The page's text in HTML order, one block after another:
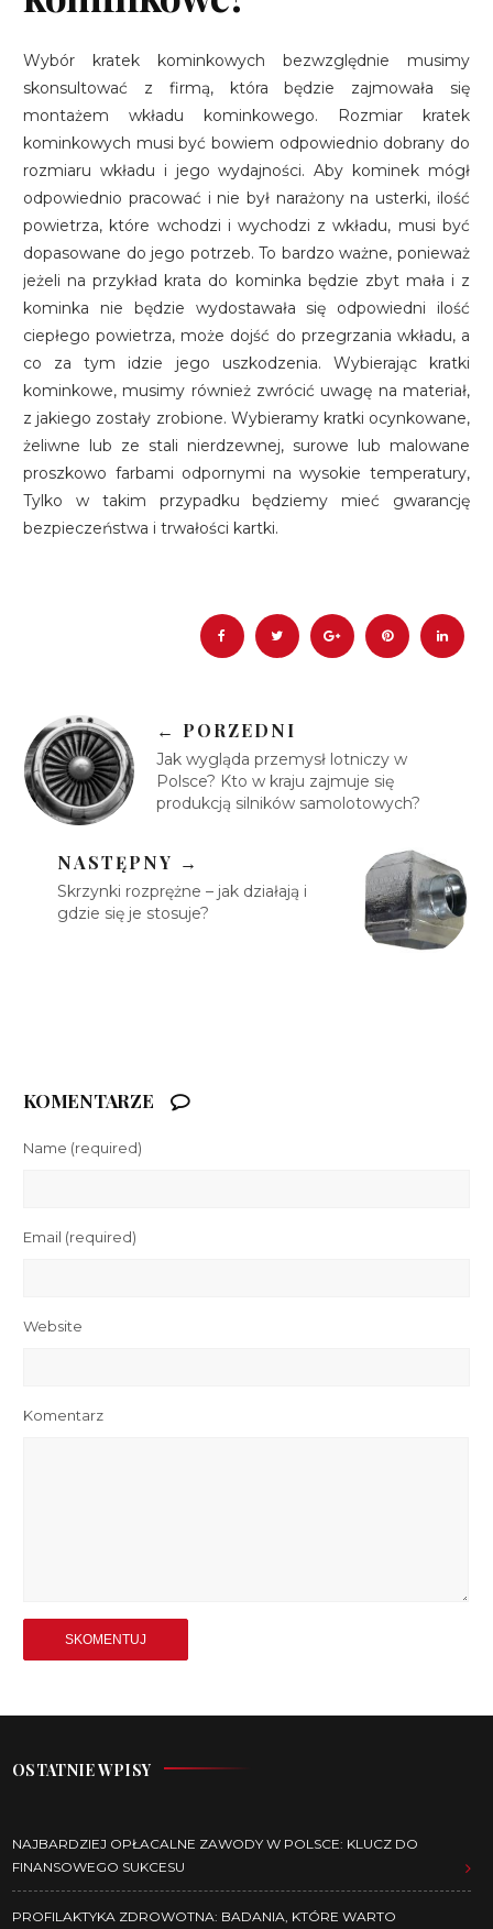
Wybór kratek kominkowych bezwzględnie musimy
skonsultować z firmą, która będzie zajmowała się
montażem wkładu kominkowego. Rozmiar kratek
kominkowych musi być bowiem odpowiednio dobrany do
rozmiaru wkładu i jego wydajności. Aby kominek mógł
odpowiednio pracować i nie był narażony na usterki, ilość
powietrza, które wchodzi i wychodzi z wkładu, musi być
dopasowane do jego potrzeb. To bardzo ważne, ponieważ
jeżeli na przykład krata do kominka będzie zbyt mała i z
kominka nie będzie wydostawała się odpowiedni ilość
ciepłego powietrza, może dojść do przegrzania wkładu, a
co za tym idzie jego uszkodzenia. Wybierając kratki
kominkowe, musimy również zwrócić uwagę na materiał,
z jakiego zostały zrobione. Wybieramy kratki ocynkowane,
żeliwne lub ze stali nierdzewnej, surowe lub malowane
proszkowo farbami odpornymi na wysokie temperatury,
Tylko w takim przypadku będziemy mieć gwarancję
bezpieczeństwa i trwałości kartki.
← PORZEDNI
Jak wygląda przemysł lotniczy w
Polsce? Kto w kraju zajmuje się
produkcją silników samolotowych?
NASTĘPNY →
Skrzynki rozprężne – jak działają i
gdzie się je stosuje?
KOMENTARZE
Name (required)
Email (required)
Website
Komentarz
OSTATNIE WPISY
NAJBARDZIEJ OPŁACALNE ZAWODY W POLSCE: KLUCZ DO
FINANSOWEGO SUKCESU
PROFILAKTYKA ZDROWOTNA: BADANIA, KTÓRE WARTO